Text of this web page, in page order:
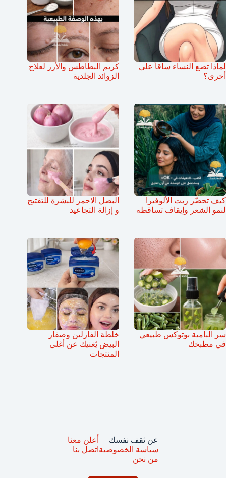
لماذا تضع النساء ساقاً على
أخرى؟
كريم البطاطس والأرز لعلاج
الزوائد الجلدية
كيف تحضّر زيت الألوفيرا
لنمو الشعر وإيقاف تساقطه
البصل الاحمر للبشرة للتفتيح
و إزالة التجاعيد
سر البامية بوتوكس طبيعي
في مطبخك
خلطة الفازلين وصفار
البيض يُغنيك عن أغلى
المنتجات
عن ثقف نفسك
سياسة الخصوصية
من نحن
أعلن معنا
اتصل بنا